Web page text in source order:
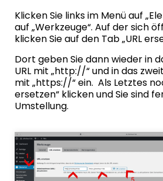
Klicken Sie links im Menü auf
auf „Werkzeuge“. Auf der sich
klicken Sie auf den Tab „URL
Dort geben Sie dann wieder in
URL mit „http://“ und in das
mit „https://“ ein. Als Letztes
ersetzen“ klicken und Sie sind
Umstellung.